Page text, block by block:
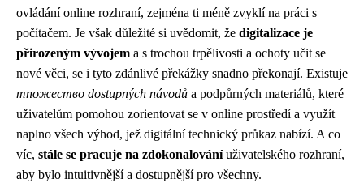
ovládání online rozhraní, zejména ti méně zvyklí na práci s
počítačem. Je však důležité si uvědomit, že digitalizace je
přirozeným vývojem a s trochou trpělivosti a ochoty učit se
nové věci, se i tyto zdánlivé překážky snadno překonají. Existuje
mnoжество dostupných návodů a podpůrných materiálů, které
uživatelům pomohou zorientovat se v online prostředí a využít
naplno všech výhod, jež digitální technický průkaz nabízí. A co
víc, stále se pracuje na zdokonalováníuživatelského rozhraní,
aby bylo intuitivnější a dostupnější pro všechny.